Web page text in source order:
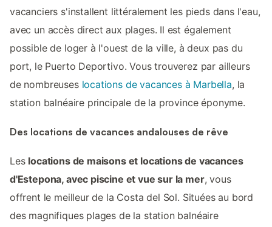
vacanciers s'installent littéralement les pieds dans l'eau,
avec un accès direct aux plages. Il est également
possible de loger à l'ouest de la ville, à deux pas du
port, le Puerto Deportivo. Vous trouverez par ailleurs
de nombreuses locations de vacances à Marbella, la
station balnéaire principale de la province éponyme.
Des locations de vacances andalouses de rêve
Les locations de maisons et locations de vacances
d'Estepona, avec piscine et vue sur la mer, vous
offrent le meilleur de la Costa del Sol. Situées au bord
des magnifiques plages de la station balnéaire